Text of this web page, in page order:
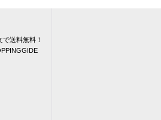
送料無料！